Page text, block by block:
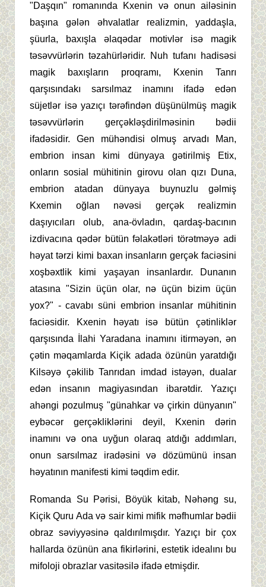
"Daşqın" romanında Kxenin və onun ailəsinin
başına gələn əhvalatlar realizmin, yaddaşla,
şüurla, baxışla əlaqədar motivlər isə magik
təsəvvürlərin təzahürləridir. Nuh tufanı hadisəsi
magik baxışların proqramı, Kxenin Tanrı
qarşısındakı sarsılmaz inamını ifadə edən
süjetlər isə yazıçı tərəfindən düşünülmüş magik
təsəvvürlərin gerçəkləşdirilməsinin bədii
ifadəsidir. Gen mühəndisi olmuş arvadı Man,
embrion insan kimi dünyaya gətirilmiş Etix,
onların sosial mühitinin girovu olan qızı Duna,
embrion atadan dünyaya buynuzlu gəlmiş
Kxemin oğlan nəvəsi gerçək realizmin
daşıyıcıları olub, ana-övladın, qardaş-bacının
izdivacına qədər bütün fəlakətləri törətməyə adi
həyat tərzi kimi baxan insanların gerçək faciəsini
xoşbəxtlik kimi yaşayan insanlardır. Dunanın
atasına "Sizin üçün olar, nə üçün bizim üçün
yox?" - cavabı süni embrion insanlar mühitinin
faciəsidir. Kxenin həyatı isə bütün çətinliklər
qarşısında İlahi Yaradana inamını itirməyən, ən
çətin məqamlarda Kiçik adada özünün yaratdığı
Kilsəyə çəkilib Tanrıdan imdad istəyən, dualar
edən insanın magiyasından ibarətdir. Yazıçı
ahəngi pozulmuş "günahkar və çirkin dünyanın"
eybəcər gerçəkliklərini deyil, Kxenin dərin
inamını və ona uyğun olaraq atdığı addımları,
onun sarsılmaz iradəsini və dözümünü insan
həyatının manifesti kimi təqdim edir.
Romanda Su Pərisi, Böyük kitab, Nəhəng su,
Kiçik Quru Ada və sair kimi mifik məfhumlar bədii
obraz səviyyəsinə qaldırılmışdır. Yazıçı bir çox
hallarda özünün ana fikirlərini, estetik idealını bu
mifoloji obrazlar vasitəsilə ifadə etmişdir.